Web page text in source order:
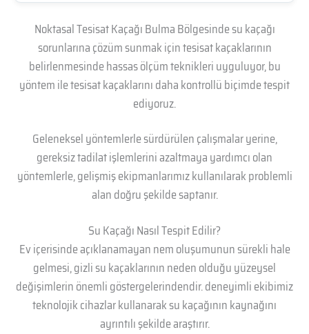
Noktasal Tesisat Kaçağı Bulma Bölgesinde su kaçağı
sorunlarına çözüm sunmak için tesisat kaçaklarının
belirlenmesinde hassas ölçüm teknikleri uyguluyor, bu
yöntem ile tesisat kaçaklarını daha kontrollü biçimde tespit
ediyoruz.
Geleneksel yöntemlerle sürdürülen çalışmalar yerine,
gereksiz tadilat işlemlerini azaltmaya yardımcı olan
yöntemlerle, gelişmiş ekipmanlarımız kullanılarak problemli
alan doğru şekilde saptanır.
Su Kaçağı Nasıl Tespit Edilir?
Ev içerisinde açıklanamayan nem oluşumunun sürekli hale
gelmesi, gizli su kaçaklarının neden olduğu yüzeysel
değişimlerin önemli göstergelerindendir. deneyimli ekibimiz
teknolojik cihazlar kullanarak su kaçağının kaynağını
ayrıntılı şekilde araştırır.